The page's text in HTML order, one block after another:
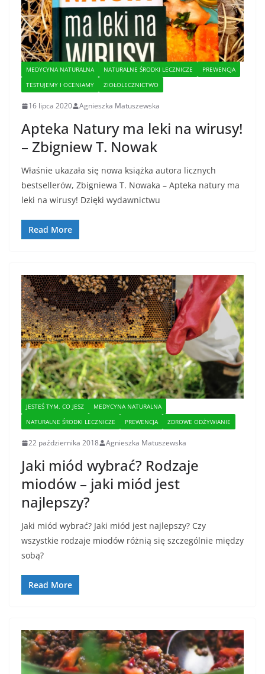
MEDYCYNA NATURALNA NATURALNE ŚRODKI LECZNICZE
PREWENCJA
TESTUJEMY I OCENIAMY
ZIOŁOLECZNICTWO
16 lipca 2020 Agnieszka Matuszewska
Apteka Natury ma leki na wirusy!
– Zbigniew T. Nowak
Właśnie ukazała się nowa książka autora licznych
bestsellerów, Zbigniewa T. Nowaka – Apteka natury ma
leki na wirusy! Dzięki wydawnictwu
Read More
JESTEŚ TYM, CO JESZ
MEDYCYNA NATURALNA
NATURALNE ŚRODKI LECZNICZE
PREWENCJA ZDROWE ODŻYWIANIE
22 października 2018 Agnieszka Matuszewska
Jaki miód wybrać? Rodzaje
miodów – jaki miód jest
najlepszy?
Jaki miód wybrać? Jaki miód jest najlepszy? Czy
wszystkie rodzaje miodów różnią się szczególnie między
sobą?
Read More